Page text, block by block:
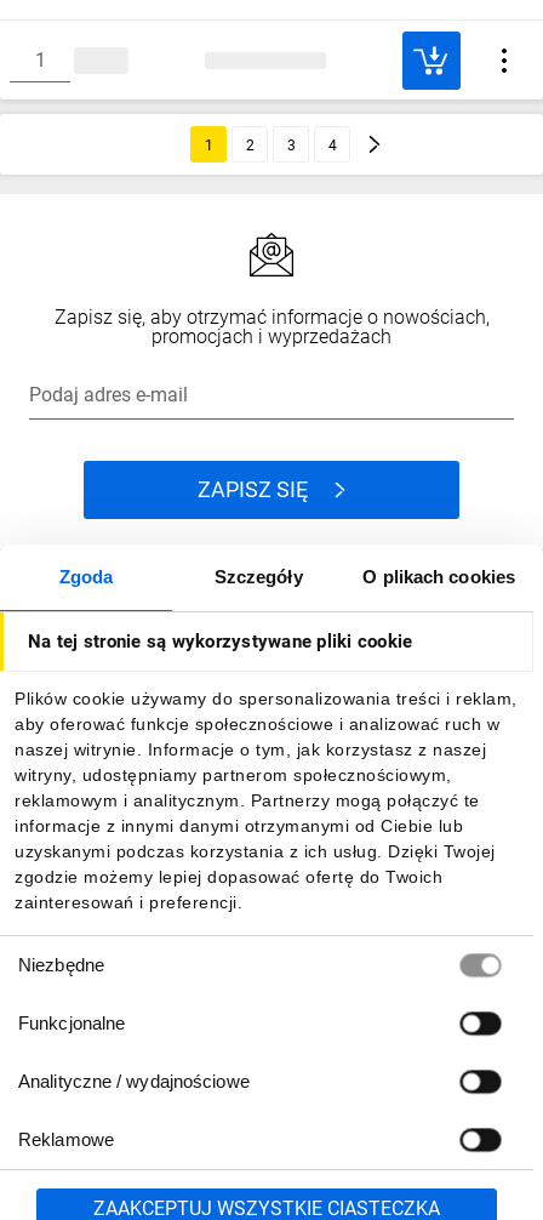
Zgoda Szczegóły O plikach cookies
Na tej stronie są wykorzystywane pliki cookie
Plików cookie używamy do spersonalizowania treści i reklam,
aby oferować funkcje społecznościowe i analizować ruch w
naszej witrynie. Informacje o tym, jak korzystasz z naszej
witryny, udostępniamy partnerom społecznościowym,
reklamowym i analitycznym. Partnerzy mogą połączyć te
informacje z innymi danymi otrzymanymi od Ciebie lub
uzyskanymi podczas korzystania z ich usług. Dzięki Twojej
zgodzie możemy lepiej dopasować ofertę do Twoich
zainteresowań i preferencji.
zgody
Niezbędne
Funkcjonalne
Analityczne / wydajnościowe
Reklamowe
ZAAKCEPTUJ WSZYSTKIE CIASTECZKA
1 2 3 4
Zapisz się, aby otrzymać informacje o nowościach,
promocjach i wyprzedażach
Podaj adres e-mail
ZAPISZ SIĘ
Dla kupujących
Informacje
Pobierz naszą aplikację mobilną: